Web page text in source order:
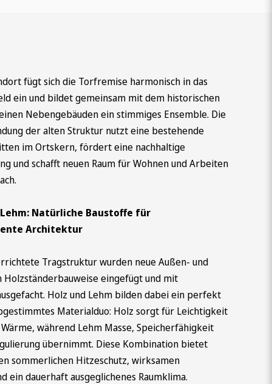
fügt sich die Torfremise harmonisch in das
ein und bildet gemeinsam mit dem historischen
Nebengebäuden ein stimmiges Ensemble. Die
der alten Struktur nutzt eine bestehende
im Ortskern, fördert eine nachhaltige
und schafft neuen Raum für Wohnen und Arbeiten
Natürliche Baustoffe für
Architektur
Tragstruktur wurden neue Außen- und
Holzständerbauweise eingefügt und mit
Holz und Lehm bilden dabei ein perfekt
Materialduo: Holz sorgt für Leichtigkeit
während Lehm Masse, Speicherfähigkeit
übernimmt. Diese Kombination bietet
sommerlichen Hitzeschutz, wirksamen
ein dauerhaft ausgeglichenes Raumklima.